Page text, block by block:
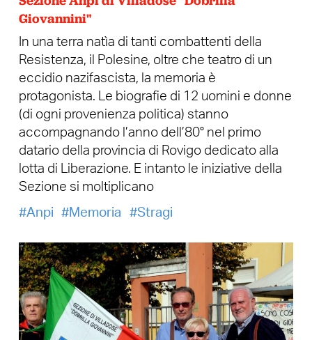
Giovannini"
In una terra natìa di tanti combattenti della
Resistenza, il Polesine, oltre che teatro di un
eccidio nazifascista, la memoria è
protagonista. Le biografie di 12 uomini e donne
(di ogni provenienza politica) stanno
accompagnando l’anno dell’80° nel primo
datario della provincia di Rovigo dedicato alla
lotta di Liberazione. E intanto le iniziative della
Sezione si moltiplicano
Anpi
Memoria Stragi